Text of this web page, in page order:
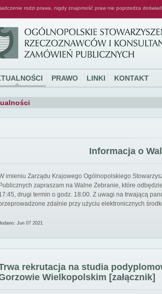
rodzi prawa, nigdy znajomość praw nie poprzedza
PRAWO LINKI KONTAKT
Informacja o
imieniu Zarządu Krajowego Ogólnopolskiego
Publicznych zapraszam na Walne Zebranie, które
drugi termin o godz. 18:00. Z uwagi na trwającą
zdalnie przy użyciu elektronicznych
Jun 07 2021
rekrutacja na studia
Wielkopolskim [załącznik]